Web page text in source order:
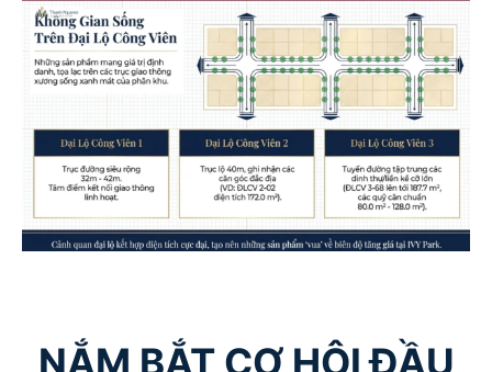
NẮM BẮT CƠ HỘI ĐẦU